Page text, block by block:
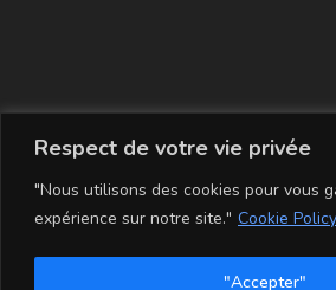
Respect de votre vie privée
"Nous utilisons des cookies pour vous
expérience sur notre site." Cookie Policy
"Accepter"
La carte